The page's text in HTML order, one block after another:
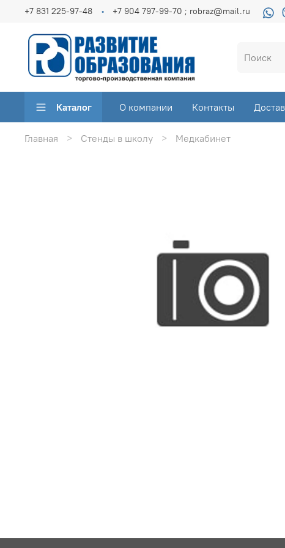
+7 831 225-97-48 +7 904 797-99-70 ; robraz@mail.ru
Каталог О компании Контакты
Главная Стенды в школу Медкабинет